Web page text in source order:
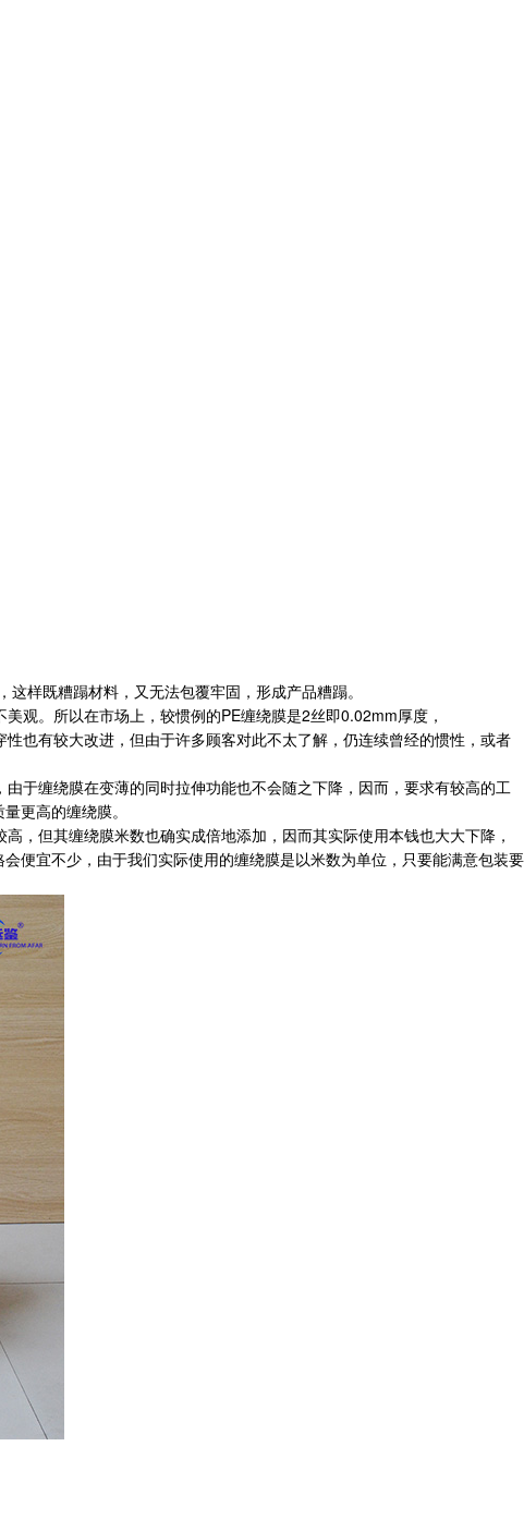
样既糟蹋材料，又无法包覆牢固，形成产品糟蹋。
观。所以在市场上，较惯例的PE缠绕膜是2丝即0.02mm厚度，
也有较大改进，但由于许多顾客对此不太了解，仍连续曾经的惯性，或者
于缠绕膜在变薄的同时拉伸功能也不会随之下降，因而，要求有较高的工
更高的缠绕膜。
，但其缠绕膜米数也确实成倍地添加，因而其实际使用本钱也大大下降，
便宜不少，由于我们实际使用的缠绕膜是以米数为单位，只要能满意包装要